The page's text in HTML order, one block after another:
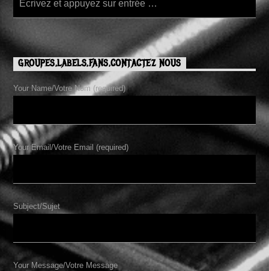
GROUPES,LABELS,FANS,CONTACTEZ NOUS
Your Name/Votre Nom (required)
Your Email/Votre Email (required)
Subject/Sujet
Your Message/Votre Message